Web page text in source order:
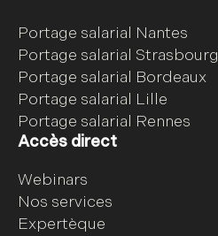
Portage salarial Nantes
Portage salarial Strasbourg
Portage salarial Bordeaux
Portage salarial Lille
Portage salarial Rennes
Accès direct
Webinars
Nos services
Expertèque